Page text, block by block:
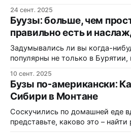
Кажется, этот вопрос волнует
туриста, да и местных жителей тоже. В этой
отправимся в небольшое
приключение по окрестностям
чтобы найти те
24 сент. 2025
Буузы: больше, чем
правильно есть и
Задумывались ли вы когда-
популярны не только в Бурятии,
это целая культура, традиция,
поколения в поколение. А как
чтобы получить максимум удовольствия? В
мы поговорим
10 сент. 2025
Бузы по-американски:
Сибири в Монтане
Соскучились по домашней еде
представьте, каково это –